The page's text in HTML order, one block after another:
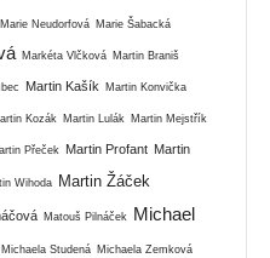
Marie Neudorfová Marie Šabacká
Markéta Vlčková Martin Braniš
Martin Kašík Martin Konvička
Kozák Martin Lulák Martin Mejstřík
Přeček Martin Profant Martin
Wihoda Martin Žáček
Matouš Pilnáček
Michael
Michaela Studená Michaela Zemková